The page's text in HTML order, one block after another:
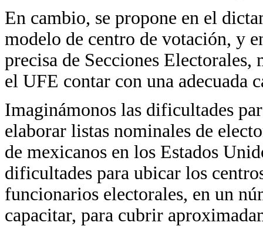
En cambio, se propone en el
modelo de centro de votación, y
precisa de Secciones
el UFE contar con una adecuada
Imaginámonos las dificultades
elaborar listas nominales de
de mexicanos en los Estados
dificultades para ubicar los
funcionarios electorales, en un
capacitar, para cubrir